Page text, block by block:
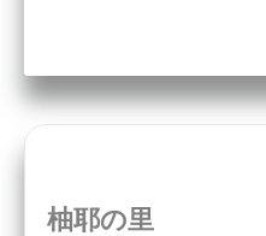
柚耶の里